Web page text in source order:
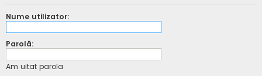
Nume utilizator:
Parolă:
Am uitat parola